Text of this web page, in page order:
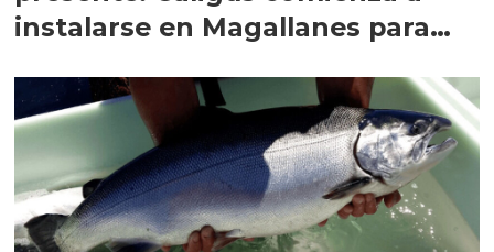
instalarse en Magallanes para